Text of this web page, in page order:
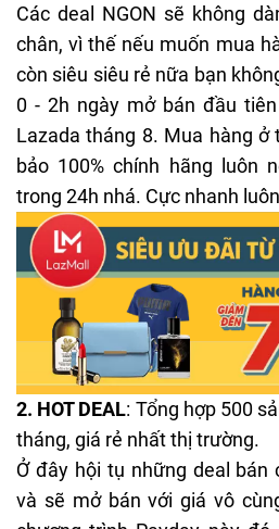
Các deal NGON sẽ không
chân, vì thế nếu muốn mua
còn siêu siêu rẻ nữa bạn
0 - 2h ngày mở bán đầu
Lazada tháng 8. Mua hàng
bảo 100% chính hãng luôn
trong 24h nhá. Cực nhanh
2. HOT DEAL: Tổng hợp 500
tháng, giá rẻ nhất thị trường.
Ở đây hội tụ những deal bán
và sẽ mở bán với giá vô